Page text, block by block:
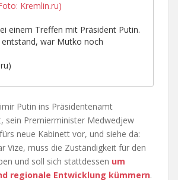
einem Treffen mit Präsident Putin.
entstand, war Mutko noch
Putin ins Präsidentenamt
sein Premierminister Medwedjew
neue Kabinett vor, und siehe da:
Vize, muss die Zuständigkeit für den
und soll sich stattdessen um
regionale Entwicklung kümmern.